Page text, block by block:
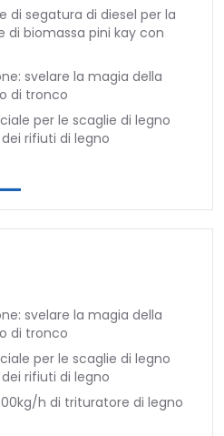
di segatura di diesel per la
di biomassa pini kay con
svelare la magia della
di tronco
per le scaglie di legno
rifiuti di legno
svelare la magia della
di tronco
per le scaglie di legno
rifiuti di legno
h di trituratore di legno